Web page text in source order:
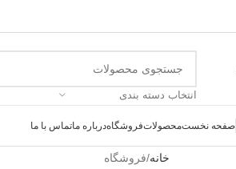
انتخاب دسته بندی
صفحه نخستمحصولاتفروشگاهدرباره ماتماس با ما
خانه فروشگاه